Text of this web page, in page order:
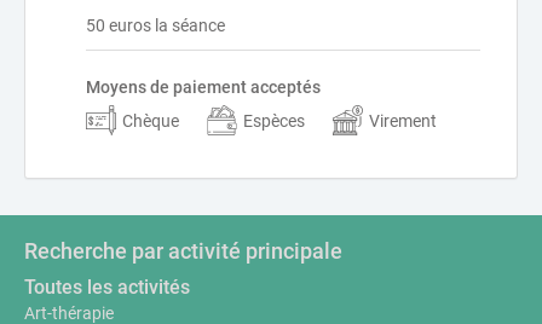
50 euros la séance
Moyens de paiement acceptés
Chèque
Espèces Virement
Recherche par activité principale
Toutes les activités
Art-thérapie